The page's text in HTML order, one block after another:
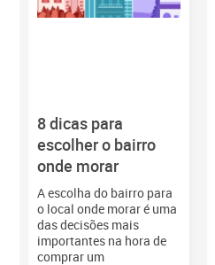
8 dicas para
escolher o bairro
onde morar
A escolha do bairro para
o local onde morar é uma
das decisões mais
importantes na hora de
comprar um